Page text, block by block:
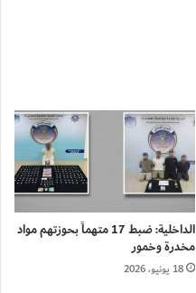
الداخلية: ضبط 17 متهماً بحوزتهم مواد
مخدرة وخمور
18 يونيو، 2026